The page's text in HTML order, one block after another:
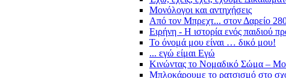
Μονόλογοι και αντηχήσεις
Από τον Μπρεχτ... στον Δαρείο
Ειρήνη - Η ιστορία ενός παιδιού
Το όνομά μου είναι … δικό μου!
... εγώ είμαι Εγώ
Κινώντας το Νομαδικό Σώμα –
Μπλοκάρουμε το ρατσισμό στο